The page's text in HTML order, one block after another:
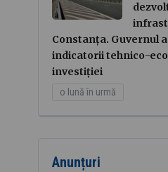
Constanța. Guvernul
indicatorii tehnico-
investiției
o lună în urmă
Anunțuri